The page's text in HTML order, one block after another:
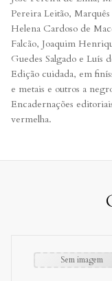
Pereira Leitão,
Helena Cardoso de
Falcão, Joaquim
Guedes Salgado e Luís
Edição cuidada, em
e metais e outros a
Encadernações
vermelha.
Sem imagem